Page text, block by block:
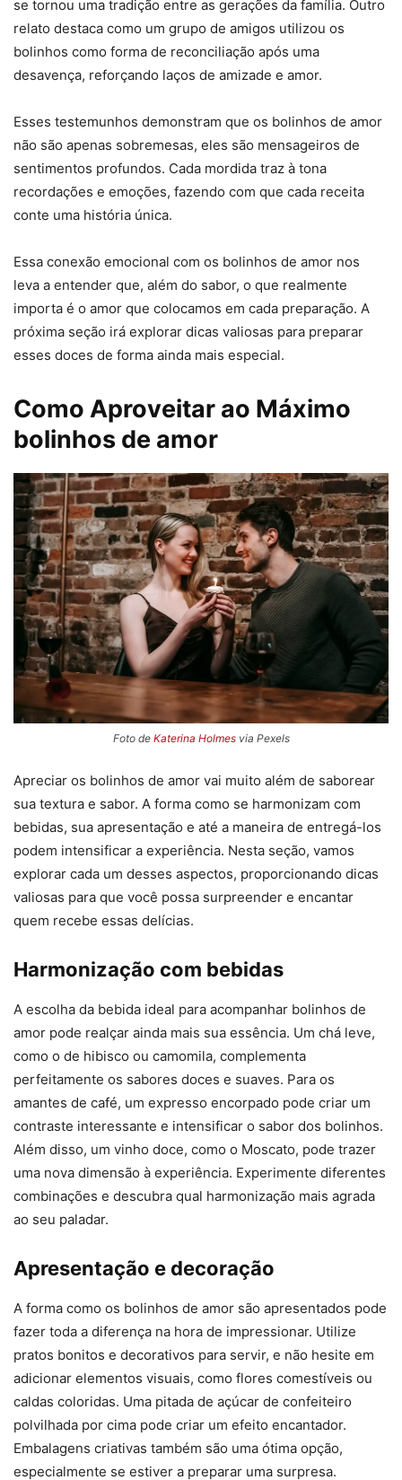
se tornou uma tradição entre as gerações da família. Outro
relato destaca como um grupo de amigos utilizou os
bolinhos como forma de reconciliação após uma
desavença, reforçando laços de amizade e amor.
Esses testemunhos demonstram que os bolinhos de amor
não são apenas sobremesas, eles são mensageiros de
sentimentos profundos. Cada mordida traz à tona
recordações e emoções, fazendo com que cada receita
conte uma história única.
Essa conexão emocional com os bolinhos de amor nos
leva a entender que, além do sabor, o que realmente
importa é o amor que colocamos em cada preparação. A
próxima seção irá explorar dicas valiosas para preparar
esses doces de forma ainda mais especial.
Como Aproveitar ao Máximo
bolinhos de amor
Foto de Katerina Holmesvia Pexels
Apreciar os bolinhos de amor vai muito além de saborear
sua textura e sabor. A forma como se harmonizam com
bebidas, sua apresentação e até a maneira de entregá-los
podem intensificar a experiência. Nesta seção, vamos
explorar cada um desses aspectos, proporcionando dicas
valiosas para que você possa surpreender e encantar
quem recebe essas delícias.
Harmonização com bebidas
A escolha da bebida ideal para acompanhar bolinhos de
amor pode realçar ainda mais sua essência. Um chá leve,
como o de hibisco ou camomila, complementa
perfeitamente os sabores doces e suaves. Para os
amantes de café, um expresso encorpado pode criar um
contraste interessante e intensificar o sabor dos bolinhos.
Além disso, um vinho doce, como o Moscato, pode trazer
uma nova dimensão à experiência. Experimente diferentes
combinações e descubra qual harmonização mais agrada
ao seu paladar.
Apresentação e decoração
A forma como os bolinhos de amor são apresentados pode
fazer toda a diferença na hora de impressionar. Utilize
pratos bonitos e decorativos para servir, e não hesite em
adicionar elementos visuais, como flores comestíveis ou
caldas coloridas. Uma pitada de açúcar de confeiteiro
polvilhada por cima pode criar um efeito encantador.
Embalagens criativas também são uma ótima opção,
especialmente se estiver a preparar uma surpresa.